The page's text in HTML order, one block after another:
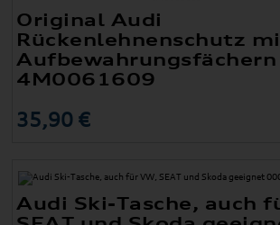
Original Audi
Rückenlehnenschutz
Aufbewahrungsfächern
4M0061609
35,90 €
Audi Ski-Tasche, auch